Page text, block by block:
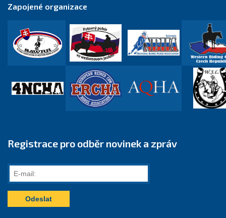
Zapojené organizace
Registrace pro odběr novinek a zpráv
E-
mail: